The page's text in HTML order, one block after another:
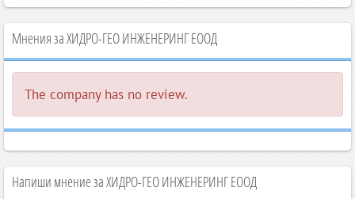
Мнения за ХИДРО-ГЕО ИНЖЕНЕРИНГ ЕООД
The company has no review.
Напиши мнение за ХИДРО-ГЕО ИНЖЕНЕРИНГ ЕООД